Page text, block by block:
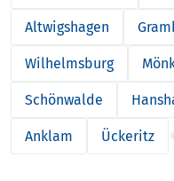
Altwigshagen
Wilhelmsburg
Schönwalde
Anklam Ückeritz